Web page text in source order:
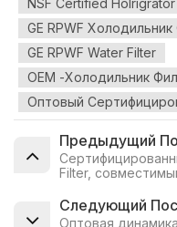
NSF Certified
GE RPWF
GE RPWF Water Filter
OEM -холодильник
Оптовый
Предыдущий
Filter,
Следующий
Оптовая